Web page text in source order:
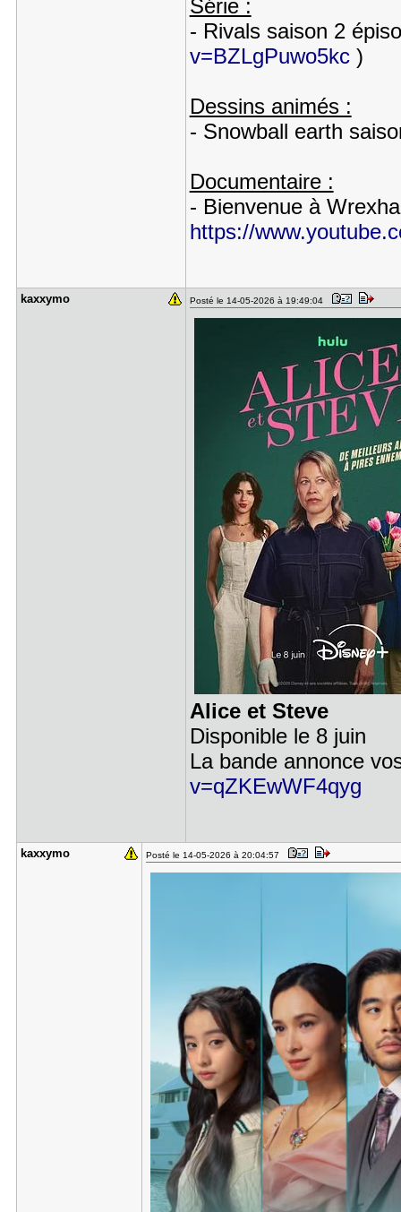
Série :
- Rivals saison 2
v=BZLgPuwo5kc)
Dessins animés :
- Snowball earth
Documentaire :
- Bienvenue à
https://
kaxxymo Posté le 14-05-2026 à 19:49:04
Alice et Steve
Disponible le 8 juin
La bande annonce
v=qZKEwWF4qyg
kaxxymo Posté le 14-05-2026 à 20:04:57